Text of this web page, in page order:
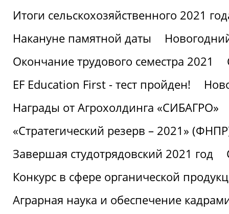
Итоги сельскохозяйственного 2021
Накануне памятной даты
Окончание трудового семестра 2021
EF Education First - тест пройден!
Награды от Агрохолдинга «СИБАГРО»
«Стратегический резерв – 2021»
Завершая студотрядовский 2021 год
Конкурс в сфере органической
Аграрная наука и обеспечение